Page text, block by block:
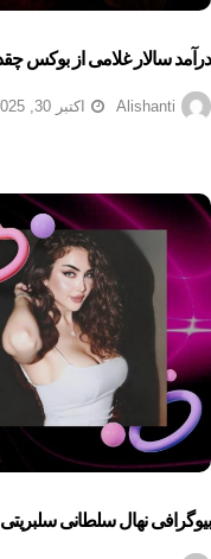
درآمد سالار غلامی از
Alishanti اکتبر 30, 2025
بیوگرافی نهال سلطانی سلبریتی